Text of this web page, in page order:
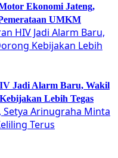
Ekonomi Jateng,
UMKM
Jadi Alarm Baru, Wakil
Lebih Tegas